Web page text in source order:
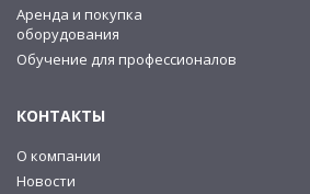
Аренда и покупка
оборудования
Обучение для профессионалов
КОНТАКТЫ
О компании
Новости